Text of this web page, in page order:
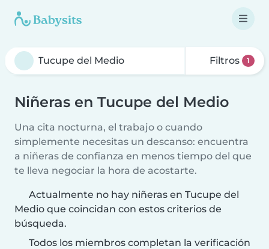
Filtros 1
Niñeras en Tucupe del Medio
Una cita nocturna, el trabajo o cuando
simplemente necesitas un descanso: encuentra
a niñeras de confianza en menos tiempo del que
te lleva negociar la hora de acostarte.
Actualmente no hay niñeras en Tucupe del
Medio que coincidan con estos criterios de
búsqueda.
Todos los miembros completan la verificación